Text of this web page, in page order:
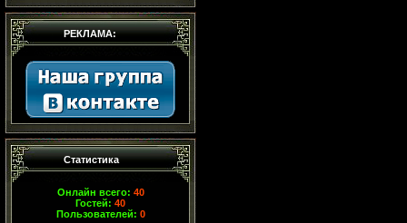
РЕКЛАМА:
Статистика
Онлайн всего: 40
Гостей: 40
Пользователей: 0